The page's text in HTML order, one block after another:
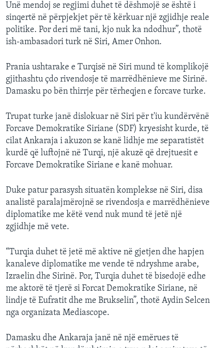
Unë mendoj se regjimi duhet të dëshmojë se është i
sinqertë në përpjekjet për të kërkuar një zgjidhje reale
politike. Por deri më tani, kjo nuk ka ndodhur”, thotë
ish-ambasadori turk në Siri, Amer Onhon.
Prania ushtarake e Turqisë në Siri mund të komplikojë
gjithashtu çdo rivendosje të marrëdhënieve me Sirinë.
Damasku po bën thirrje për tërheqjen e forcave turke.
Trupat turke janë dislokuar në Siri për t'iu kundërvënë
Forcave Demokratike Siriane (SDF) kryesisht kurde, të
cilat Ankaraja i akuzon se kanë lidhje me separatistët
kurdë që luftojnë në Turqi, një akuzë që drejtuesit e
Forcave Demokratike Siriane e kanë mohuar.
Duke patur parasysh situatën komplekse në Siri, disa
analistë paralajmërojnë se rivendosja e marrëdhënieve
diplomatike me këtë vend nuk mund të jetë një
zgjidhje më vete.
“Turqia duhet të jetë më aktive në gjetjen dhe hapjen
kanaleve diplomatike me vende të ndryshme arabe,
Izraelin dhe Sirinë. Por, Turqia duhet të bisedojë edhe
me aktorë të tjerë si Forcat Demokratike Siriane, në
lindje të Eufratit dhe me Brukselin”, thotë Aydin Selcen
nga organizata Mediascope.
Damasku dhe Ankaraja janë në një emërues të